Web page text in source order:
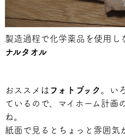
製造過程で化学薬品を使用し
ナルタオル
おススメは フォトブック 。い
ているので、マイホーム計画
ね。
紙面で見るとちょっと雰囲気